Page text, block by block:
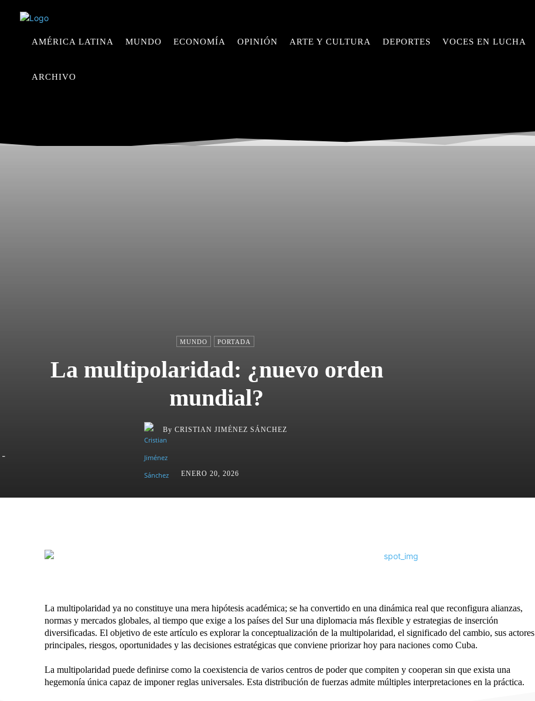
AMÉRICA LATINA MUNDO ECONOMÍA OPINIÓN ARTE Y CULTURA DEPORTES VOCES EN LUCHA
ARCHIVO
MUNDO PORTADA
La multipolaridad: ¿nuevo orden
mundial?
By CRISTIAN JIMÉNEZ SÁNCHEZ
-
ENERO 20, 2026
La multipolaridad ya no constituye una mera hipótesis académica; se ha convertido en una dinámica real que reconfigura alianzas,
normas y mercados globales, al tiempo que exige a los países del Sur una diplomacia más flexible y estrategias de inserción
diversificadas. El objetivo de este artículo es explorar la conceptualización de la multipolaridad, el significado del cambio, sus actores
principales, riesgos, oportunidades y las decisiones estratégicas que conviene priorizar hoy para naciones como Cuba.
La multipolaridad puede definirse como la coexistencia de varios centros de poder que compiten y cooperan sin que exista una
hegemonía única capaz de imponer reglas universales. Esta distribución de fuerzas admite múltiples interpretaciones en la práctica.